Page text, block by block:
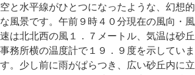
空と水平線がひとつになったような、幻想的
な風景です。午前９時４０分現在の風向・風
速は北北西の風１．７メートル、気温は砂丘
事務所横の温度計で１９．９度を示していま
す。少し前に雨がぱらつき、広い砂丘内に立